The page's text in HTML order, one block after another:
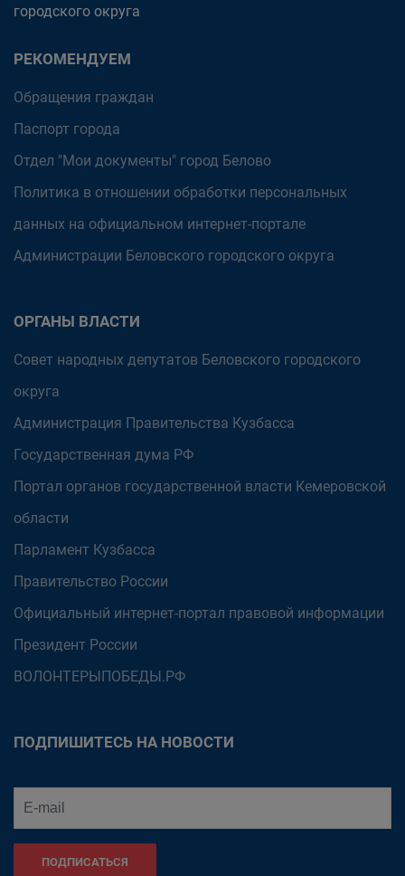
городского округа
РЕКОМЕНДУЕМ
Обращения граждан
Паспорт города
Отдел "Мои документы" город Белово
Политика в отношении обработки персональных
данных на официальном интернет-портале
Администрации Беловского городского округа
ОРГАНЫ ВЛАСТИ
Совет народных депутатов Беловского городского
округа
Администрация Правительства Кузбасса
Государственная дума РФ
Портал органов государственной власти Кемеровской
области
Парламент Кузбасса
Правительство России
Официальный интернет-портал правовой информации
Президент России
ВОЛОНТЕРЫПОБЕДЫ.РФ
ПОДПИШИТЕСЬ НА НОВОСТИ
ПОДПИСАТЬСЯ